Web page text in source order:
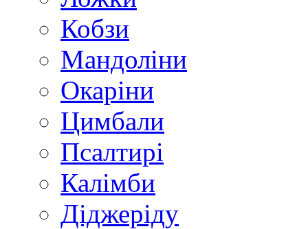
Кобзи
Мандоліни
Окаріни
Цимбали
Псалтирі
Калімби
Діджеріду